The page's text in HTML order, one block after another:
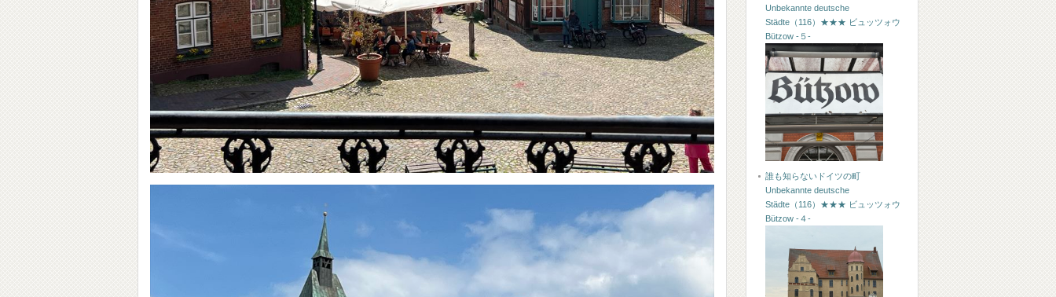
Unbekannte deutsche
Städte（116）★★★ ビュッツォウ
Bützow -５-
誰も知らないドイツの町
Unbekannte deutsche
Städte（116）★★★ ビュッツォウ
Bützow -４-